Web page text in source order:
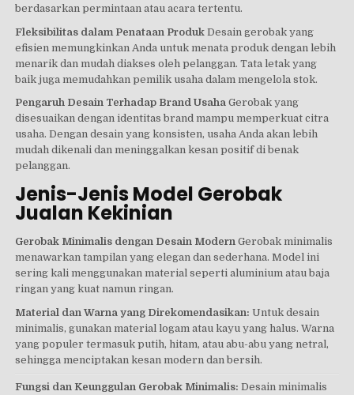
berdasarkan permintaan atau acara tertentu.
Fleksibilitas dalam Penataan Produk Desain gerobak yang
efisien memungkinkan Anda untuk menata produk dengan lebih
menarik dan mudah diakses oleh pelanggan. Tata letak yang
baik juga memudahkan pemilik usaha dalam mengelola stok.
Pengaruh Desain Terhadap Brand Usaha Gerobak yang
disesuaikan dengan identitas brand mampu memperkuat citra
usaha. Dengan desain yang konsisten, usaha Anda akan lebih
mudah dikenali dan meninggalkan kesan positif di benak
pelanggan.
Jenis-Jenis Model Gerobak
Jualan Kekinian
Gerobak Minimalis dengan Desain Modern Gerobak minimalis
menawarkan tampilan yang elegan dan sederhana. Model ini
sering kali menggunakan material seperti aluminium atau baja
ringan yang kuat namun ringan.
Material dan Warna yang Direkomendasikan: Untuk desain
minimalis, gunakan material logam atau kayu yang halus. Warna
yang populer termasuk putih, hitam, atau abu-abu yang netral,
sehingga menciptakan kesan modern dan bersih.
Fungsi dan Keunggulan Gerobak Minimalis: Desain minimalis